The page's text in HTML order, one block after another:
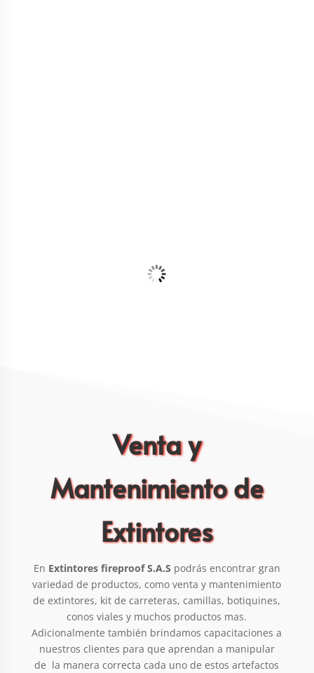
Venta y
Mantenimiento de
Extintores
En Extintores fireproof S.A.S podrás encontrar gran
variedad de productos, como venta y mantenimiento
de extintores, kit de carreteras, camillas, botiquines,
conos viales y muchos productos mas.
Adicionalmente también brindamos capacitaciones a
nuestros clientes para que aprendan a manipular
de la manera correcta cada uno de estos artefactos